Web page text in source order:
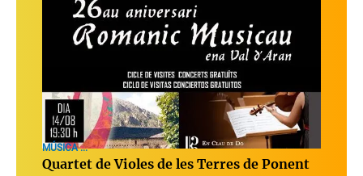
MÚSICA ...
Quartet de Violes de les Terres de Ponent